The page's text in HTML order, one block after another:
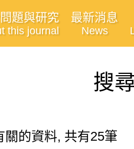
題與研究
this journal
最新消息
News
搜
的資料, 共有25筆